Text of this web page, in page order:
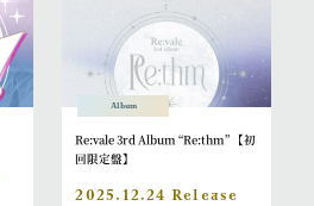
Album
Re:vale 3rd Album “Re:thm” 【初
回限定盤】
2025.12.24 Release